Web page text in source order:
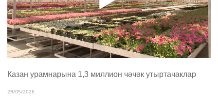
Казан урамнарына 1,3 миллион чәчәк утыртачаклар
29/05/2026